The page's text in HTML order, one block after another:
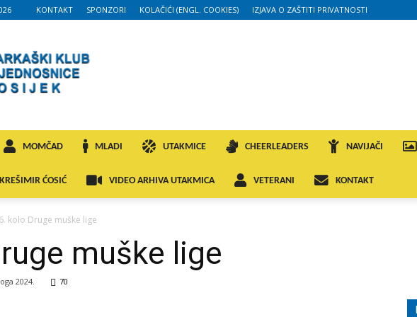
KONTAKT SPONZORI KOLAČIĆI (ENGL. COOKIES) IZJAVA O ZAŠTITI PRIVATNOSTI
MOMČAD MLADI UTAKMICE CHEERLEADERS NAVIJAČI
ĆOSIĆ VIDEO ARHIVA UTAKMICA VETERANI KONTAKT
6. kolo Druge muške lige
muške lige
2024. 70